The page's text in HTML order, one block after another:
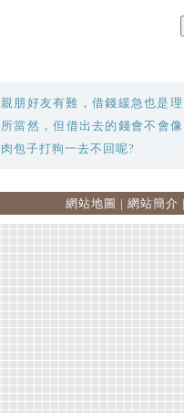
親朋好友有難，借錢緩急也是理
所當然，但借出去的錢會不會像
肉包子打狗一去不回呢?
網站地圖 | 網站簡介